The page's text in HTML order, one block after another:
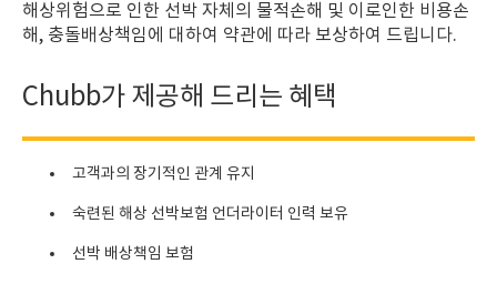
해상위험으로 인한 선박 자체의 물적손해 및 이로인한 비용손
해, 충돌배상책임에 대하여 약관에 따라 보상하여 드립니다.
Chubb가 제공해 드리는 혜택
고객과의 장기적인 관계 유지
숙련된 해상 선박보험 언더라이터 인력 보유
선박 배상책임 보험